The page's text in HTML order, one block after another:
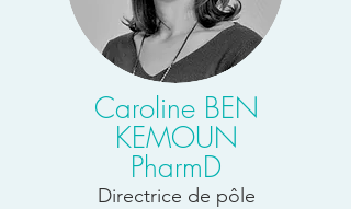
Caroline BEN
KEMOUN
PharmD
Directrice de pôle